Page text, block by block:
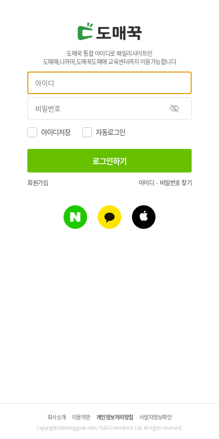
도매꾹 통합 아이디로 패밀리사이트인
도매매,나까마,도매꾹도매매 교육센터까지 이용가능합니다
아이디저장 자동로그인
회원가입 아이디 · 비밀번호 찾기
회사소개 이용약관 개인정보처리방침 사업자정보확인
Copyright©domeggook.com / G&G Commerce, Ltd. All rights reserved.